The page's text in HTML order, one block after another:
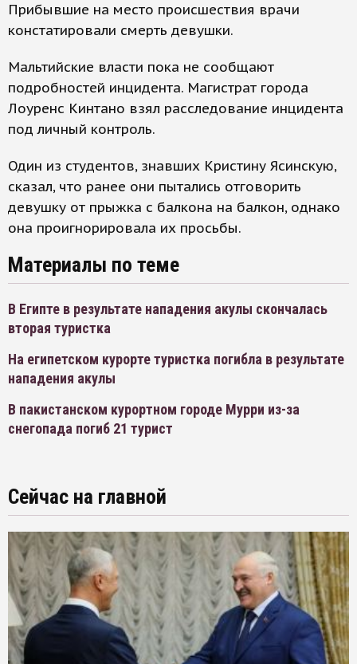
Прибывшие на место происшествия врачи
констатировали смерть девушки.
Мальтийские власти пока не сообщают
подробностей инцидента. Магистрат города
Лоуренс Кинтано взял расследование инцидента
под личный контроль.
Один из студентов, знавших Кристину Ясинскую,
сказал, что ранее они пытались отговорить
девушку от прыжка с балкона на балкон, однако
она проигнорировала их просьбы.
Материалы по теме
В Египте в результате нападения акулы скончалась
вторая туристка
На египетском курорте туристка погибла в результате
нападения акулы
В пакистанском курортном городе Мурри из-за
снегопада погиб 21 турист
Сейчас на главной